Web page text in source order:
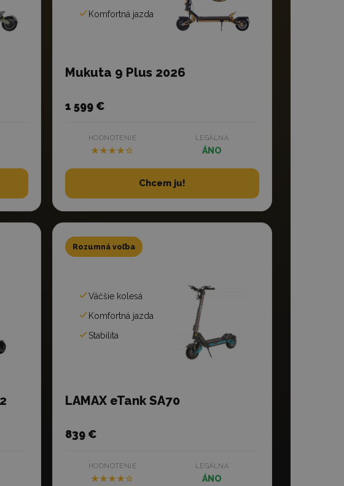
Komfortná jazda
Mukuta 9 Plus 2026
1 599 €
HODNOTENIE
★★★★☆
LEGÁLNA
ÁNO
Chcem ju!
Rozumná voľba
Väčšie kolesá
Komfortná jazda
Stabilita
LAMAX eTank SA70
839 €
HODNOTENIE
★★★★☆
LEGÁLNA
ÁNO